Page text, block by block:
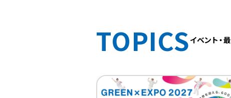
TOPICSイベント・